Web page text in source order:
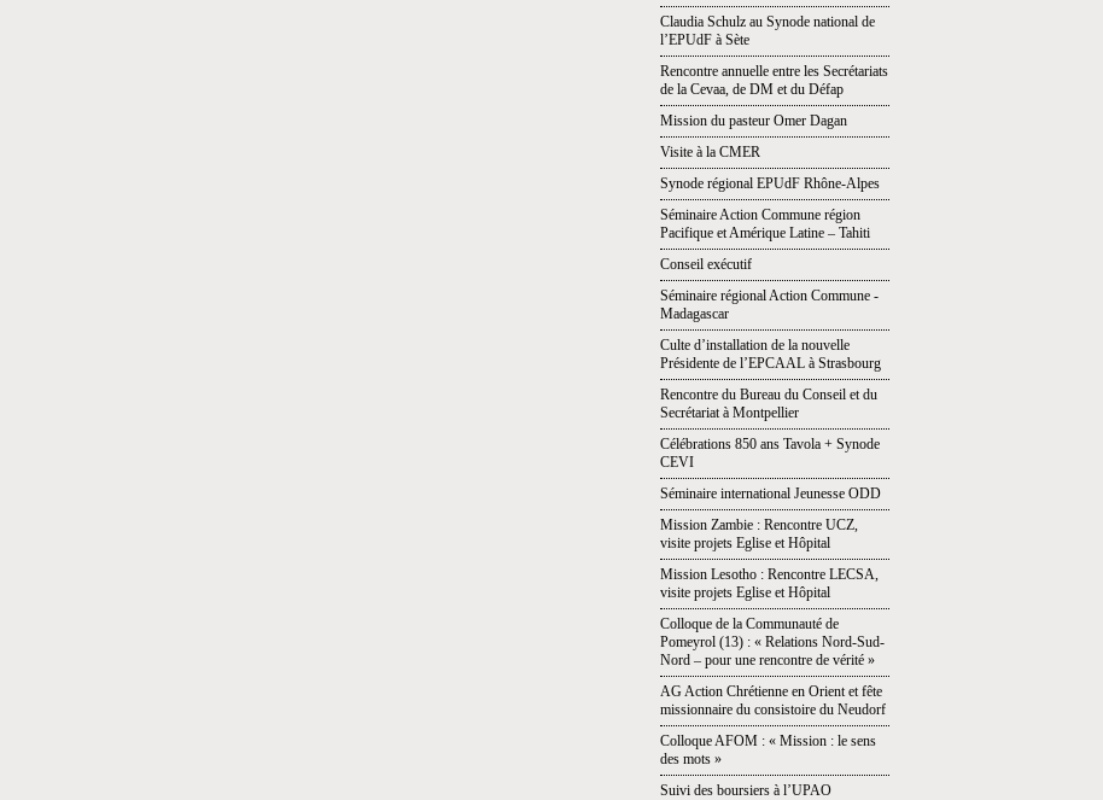
Claudia Schulz au Synode national de
l’EPUdF à Sète
Rencontre annuelle entre les Secrétariats
de la Cevaa, de DM et du Défap
Mission du pasteur Omer Dagan
Visite à la CMER
Synode régional EPUdF Rhône-Alpes
Séminaire Action Commune région
Pacifique et Amérique Latine – Tahiti
Conseil exécutif
Séminaire régional Action Commune -
Madagascar
Culte d’installation de la nouvelle
Présidente de l’EPCAAL à Strasbourg
Rencontre du Bureau du Conseil et du
Secrétariat à Montpellier
Célébrations 850 ans Tavola + Synode
CEVI
Séminaire international Jeunesse ODD
Mission Zambie : Rencontre UCZ,
visite projets Eglise et Hôpital
Mission Lesotho : Rencontre LECSA,
visite projets Eglise et Hôpital
Colloque de la Communauté de
Pomeyrol (13) : « Relations Nord-Sud-
Nord – pour une rencontre de vérité »
AG Action Chrétienne en Orient et fête
missionnaire du consistoire du Neudorf
Colloque AFOM : « Mission : le sens
des mots »
Suivi des boursiers à l’UPAO